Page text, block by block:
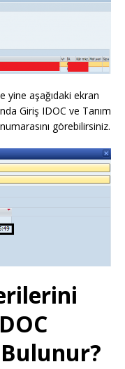
yine aşağıdaki ekran
Giriş IDOC ve Tanım
görebilirsiniz.